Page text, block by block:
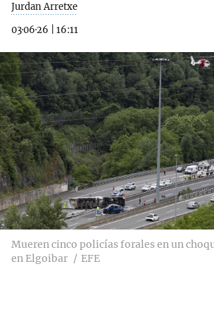
Jurdan Arretxe
03·06·26
16:11
Mueren cinco policías forales en un
en Elgoibar
EFE